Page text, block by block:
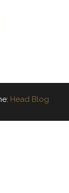
Head Blog